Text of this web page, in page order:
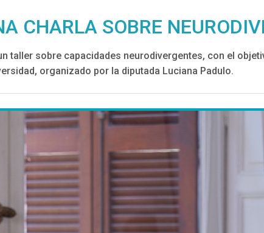
CHARLA SOBRE
taller sobre capacidades neurodivergentes, con el
organizado por la diputada Luciana Padulo.